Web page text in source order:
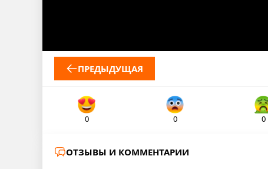
ПРЕДЫДУЩАЯ
0 0 0
ОТЗЫВЫ И КОММЕНТАРИИ